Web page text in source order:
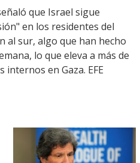
que Israel sigue
en los residentes del
al sur, algo que han hecho
lo que eleva a más de
internos en Gaza. EFE